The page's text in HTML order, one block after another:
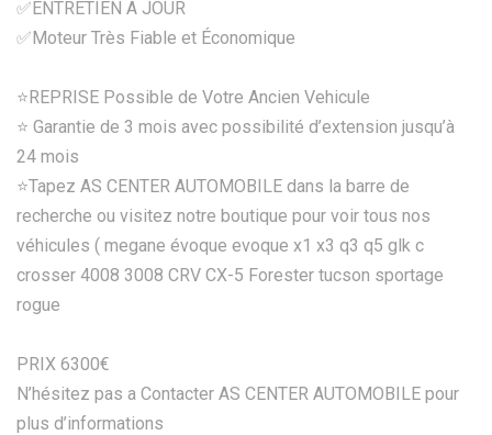
✅ENTRETIEN A JOUR
✅Moteur Très Fiable et Économique
⭐️REPRISE Possible de Votre Ancien Vehicule
⭐️ Garantie de 3 mois avec possibilité d’extension jusqu’à
24 mois
⭐️Tapez AS CENTER AUTOMOBILE dans la barre de
recherche ou visitez notre boutique pour voir tous nos
véhicules ( megane évoque evoque x1 x3 q3 q5 glk c
crosser 4008 3008 CRV CX-5 Forester tucson sportage
rogue
PRIX 6300€
N’hésitez pas a Contacter AS CENTER AUTOMOBILE pour
plus d’informations